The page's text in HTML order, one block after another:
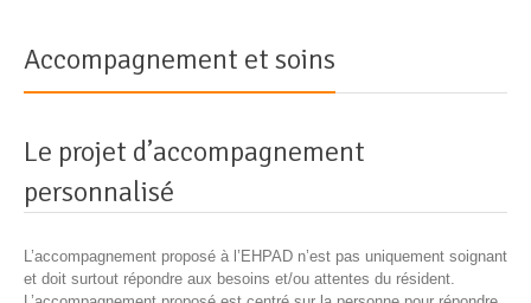
Accompagnement et soins
Le projet d’accompagnement
personnalisé
L’accompagnement proposé à l’EHPAD n’est pas uniquement soignant
et doit surtout répondre aux besoins et/ou attentes du résident.